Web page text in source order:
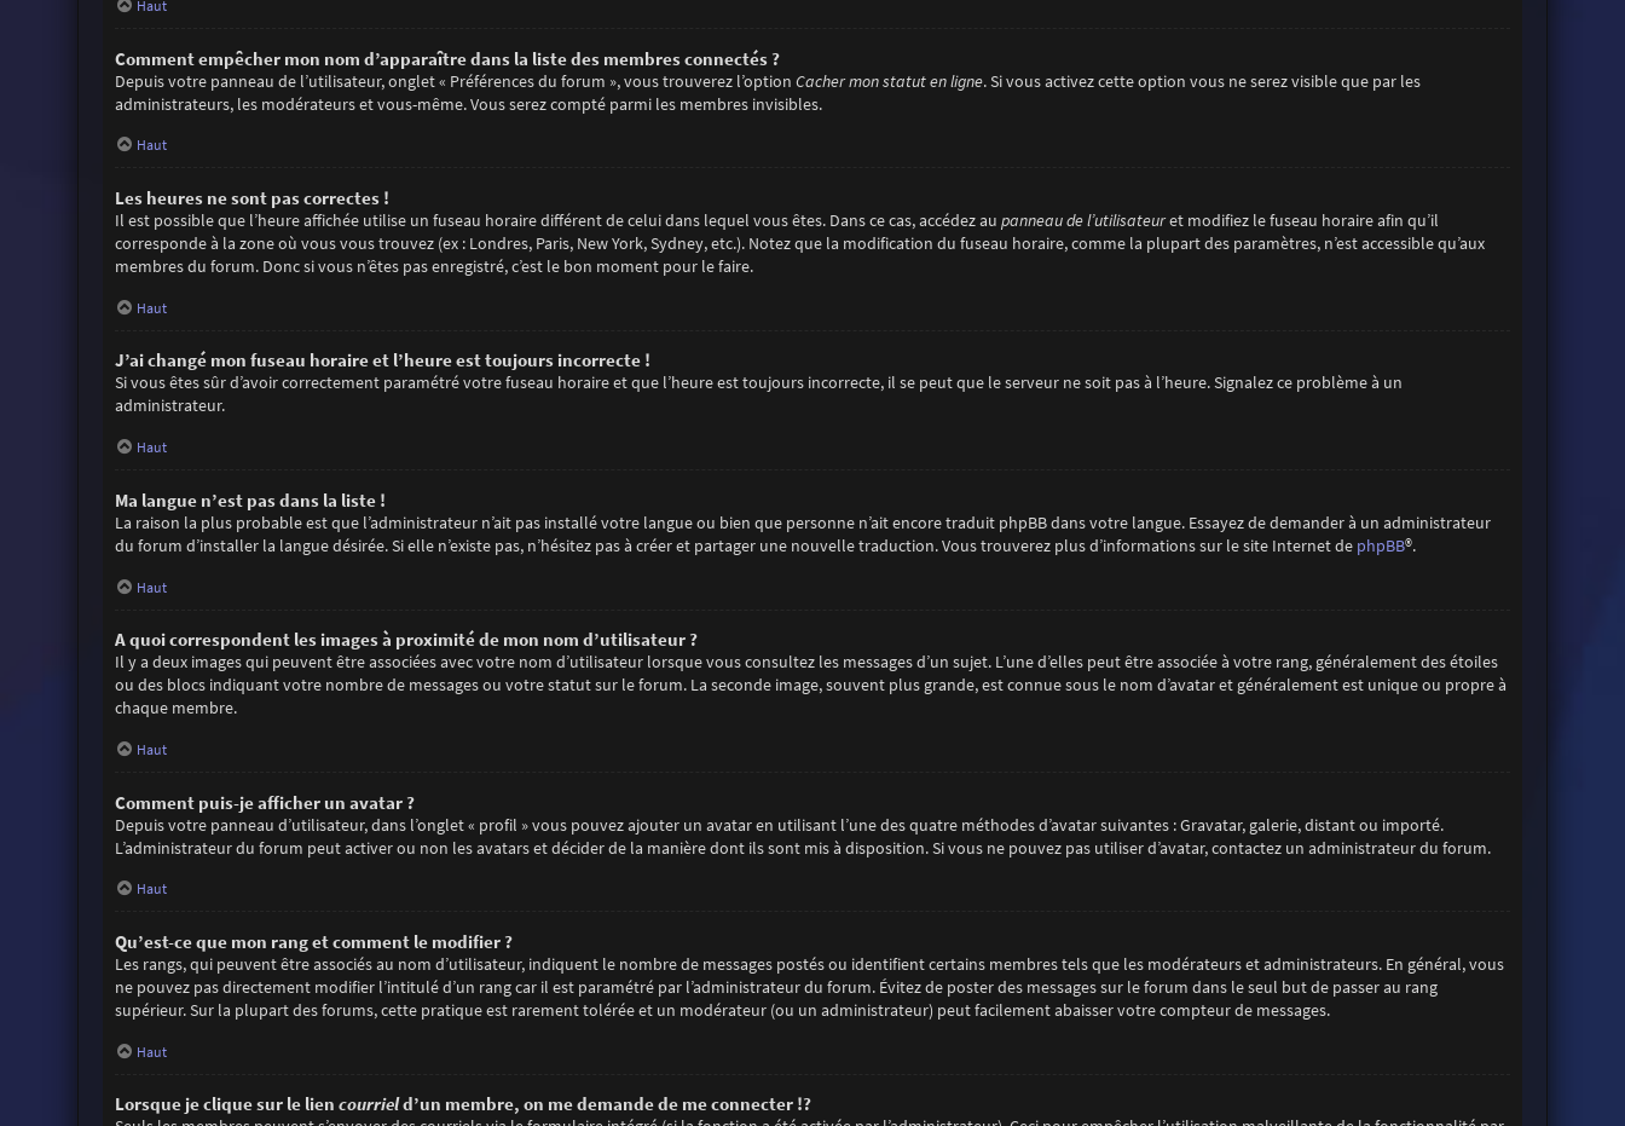
Haut
Comment empêcher mon nom d’apparaître dans la liste des membres connectés ?
Depuis votre panneau de l’utilisateur, onglet « Préférences du forum », vous trouverez l’option Cacher mon statut en ligne. Si vous activez cette option vous ne serez visible que par les
administrateurs, les modérateurs et vous-même. Vous serez compté parmi les membres invisibles.
Haut
Les heures ne sont pas correctes !
Il est possible que l’heure affichée utilise un fuseau horaire différent de celui dans lequel vous êtes. Dans ce cas, accédez au panneau de l’utilisateuret modifiez le fuseau horaire afin qu’il
corresponde à la zone où vous vous trouvez (ex : Londres, Paris, New York, Sydney, etc.). Notez que la modification du fuseau horaire, comme la plupart des paramètres, n’est accessible qu’aux
membres du forum. Donc si vous n’êtes pas enregistré, c’est le bon moment pour le faire.
Haut
J’ai changé mon fuseau horaire et l’heure est toujours incorrecte !
Si vous êtes sûr d’avoir correctement paramétré votre fuseau horaire et que l’heure est toujours incorrecte, il se peut que le serveur ne soit pas à l’heure. Signalez ce problème à un
administrateur.
Haut
Ma langue n’est pas dans la liste !
La raison la plus probable est que l’administrateur n’ait pas installé votre langue ou bien que personne n’ait encore traduit phpBB dans votre langue. Essayez de demander à un administrateur
du forum d’installer la langue désirée. Si elle n’existe pas, n’hésitez pas à créer et partager une nouvelle traduction. Vous trouverez plus d’informations sur le site Internet de phpBB®.
Haut
A quoi correspondent les images à proximité de mon nom d’utilisateur ?
Il y a deux images qui peuvent être associées avec votre nom d’utilisateur lorsque vous consultez les messages d’un sujet. L’une d’elles peut être associée à votre rang, généralement des étoiles
ou des blocs indiquant votre nombre de messages ou votre statut sur le forum. La seconde image, souvent plus grande, est connue sous le nom d’avatar et généralement est unique ou propre à
chaque membre.
Haut
Comment puis-je afficher un avatar ?
Depuis votre panneau d’utilisateur, dans l’onglet « profil » vous pouvez ajouter un avatar en utilisant l’une des quatre méthodes d’avatar suivantes : Gravatar, galerie, distant ou importé.
L’administrateur du forum peut activer ou non les avatars et décider de la manière dont ils sont mis à disposition. Si vous ne pouvez pas utiliser d’avatar, contactez un administrateur du forum.
Haut
Qu’est-ce que mon rang et comment le modifier ?
Les rangs, qui peuvent être associés au nom d’utilisateur, indiquent le nombre de messages postés ou identifient certains membres tels que les modérateurs et administrateurs. En général, vous
ne pouvez pas directement modifier l’intitulé d’un rang car il est paramétré par l’administrateur du forum. Évitez de poster des messages sur le forum dans le seul but de passer au rang
supérieur. Sur la plupart des forums, cette pratique est rarement tolérée et un modérateur (ou un administrateur) peut facilement abaisser votre compteur de messages.
Haut
Lorsque je clique sur le lien courrield’un membre, on me demande de me connecter !?